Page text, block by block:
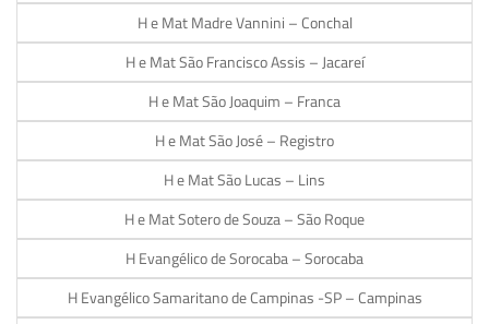
H e Mat Madre Vannini – Conchal
H e Mat São Francisco Assis – Jacareí
H e Mat São Joaquim – Franca
H e Mat São José – Registro
H e Mat São Lucas – Lins
H e Mat Sotero de Souza – São Roque
H Evangélico de Sorocaba – Sorocaba
H Evangélico Samaritano de Campinas -SP – Campinas